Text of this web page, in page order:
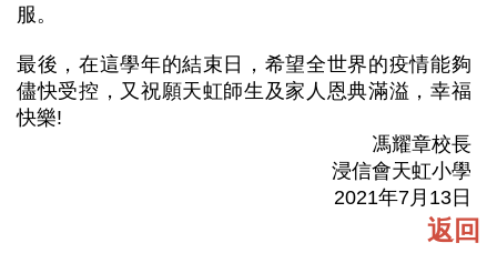
服。
最後，在這學年的結束日，希望全世界的疫情能夠
儘快受控，又祝願天虹師生及家人恩典滿溢，幸福
快樂!
馮耀章校長
浸信會天虹小學
2021年7月13日
返回